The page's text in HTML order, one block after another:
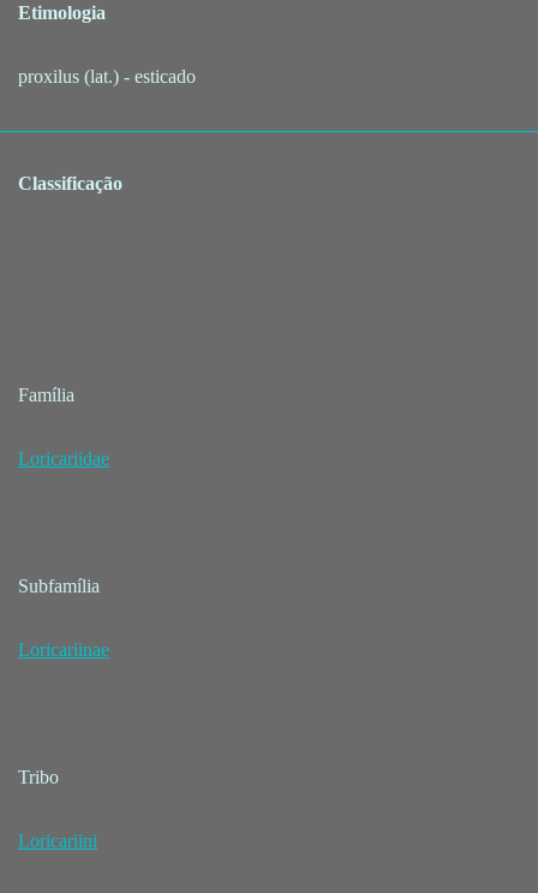
Etimologia
proxilus (lat.) - esticado
Classificação
Família
Loricariidae
Subfamília
Loricariinae
Tribo
Loricariini